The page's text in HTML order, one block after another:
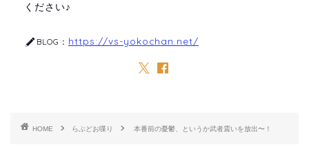
ください♪
BLOG： https://vs-yokochan.net/
HOME らぶどお喋り 本番前の憂鬱、というか武者震いを放出〜！